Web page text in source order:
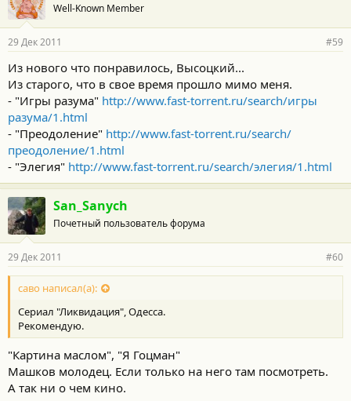
Well-Known Member
29 Дек 2011 #59
Из нового что понравилось, Высоцкий...
Из старого, что в свое время прошло мимо меня.
- "Игры разума" http://www.fast-torrent.ru/search/игры
разума/1.html
- "Преодоление" http://www.fast-torrent.ru/search/
преодоление/1.html
- "Элегия" http://www.fast-torrent.ru/search/элегия/1.html
San_Sanych
Почетный пользователь форума
29 Дек 2011 #60
саво написал(а):
Сериал "Ликвидация", Одесса.
Рекомендую.
"Картина маслом", "Я Гоцман"
Машков молодец. Если только на него там посмотреть.
А так ни о чем кино.